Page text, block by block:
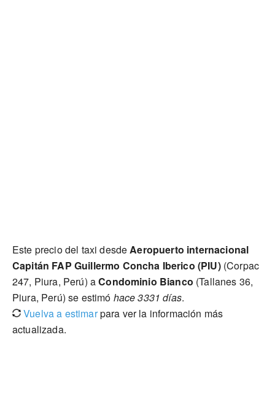
Este precio del taxi desdeAeropuerto internacional
Capitán FAP Guillermo Concha Iberico (PIU)(Corpac
247, Piura, Perú) aCondominio Bianco (Tallanes 36,
Piura, Perú) se estimó hace 3331 días.
Vuelva a estimarpara ver la información más
actualizada.